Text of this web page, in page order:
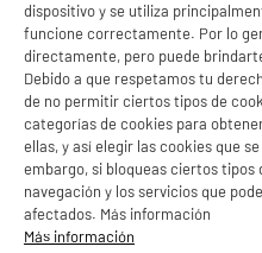
Pequeño
Electrodoméstico
productItem_availability_txt-
current-store
LEGANÉS, MADRID
dispositivo y se utiliza
funcione correctamente. Por lo
directamente, pero puede
Debido a que respetamos tu
de no permitir ciertos tipos de
categorías de cookies para
ellas, y así elegir las cookies que
embargo, si bloqueas ciertos tipos
navegación y los servicios que
afectados. Más información
Más información